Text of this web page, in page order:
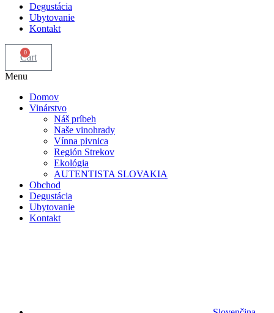
Degustácia
Ubytovanie
Kontakt
0
Cart
Menu
Domov
Vinárstvo
Náš príbeh
Naše vinohrady
Vínna pivnica
Región Strekov
Ekológia
AUTENTISTA SLOVAKIA
Obchod
Degustácia
Ubytovanie
Kontakt